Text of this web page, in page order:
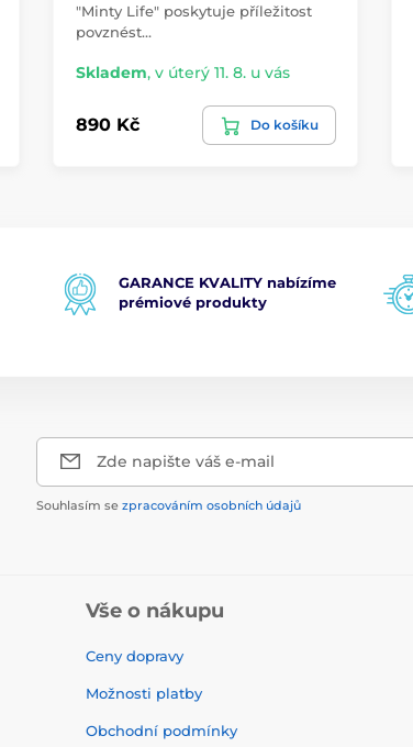
"Minty Life" poskytuje příležitost
povznést…
Skladem, v úterý 11. 8. u vás
890 Kč Do košíku
GARANCE KVALITY nabízíme
prémiové produkty
Zde napište váš e-mail
Souhlasím se zpracováním osobních údajů
Vše o nákupu
Ceny dopravy
Možnosti platby
Obchodní podmínky